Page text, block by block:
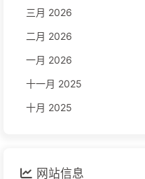
三月 2026
二月 2026
一月 2026
十一月 2025
十月 2025
网站信息